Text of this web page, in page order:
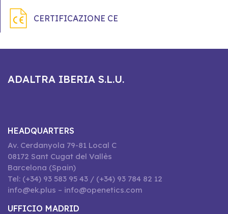
CERTIFICAZIONE CE
ADALTRA IBERIA S.L.U.
HEADQUARTERS
Av. Cerdanyola 79-81 Local C
08172 Sant Cugat del Vallès
Barcelona (Spain)
Tel: (+34) 93 583 95 43 / (+34) 93 784 82 12
info@ek.plus – info@openetics.com
UFFICIO MADRID